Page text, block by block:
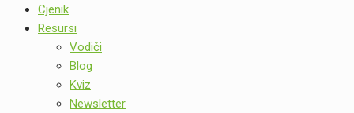
Cjenik
Resursi
Vodiči
Blog
Kviz
Newsletter